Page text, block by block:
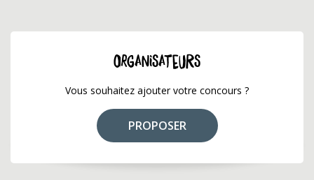
ORGANISATEURS
Vous souhaitez ajouter votre concours ?
PROPOSER